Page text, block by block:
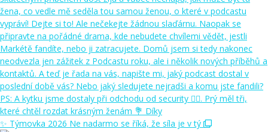
✨ Týmovka 2026 Ne nadarmo se říká, že síla je v tý